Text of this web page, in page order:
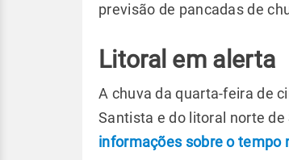
previsão de pancadas de
Litoral em alerta
A chuva da quarta-feira de
Santista e do litoral norte
informações sobre o tempo